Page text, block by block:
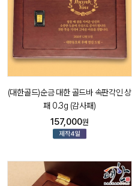
(대한골드)순금 대한 골드바 속판각인 상
패 0.3g (감사패)
157,000원